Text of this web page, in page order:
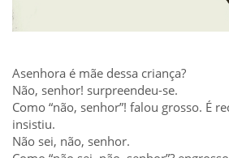
Asenhora é mãe dessa criança?
Não, senhor! surpreendeu-se.
Como “não, senhor”! falou grosso. É
insistiu.
Não sei, não, senhor.